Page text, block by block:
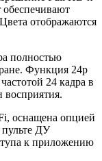
отображаются
полностью
Функция 24p
24 кадра в
восприятия.
оснащена опцией
ДУ
к приложению